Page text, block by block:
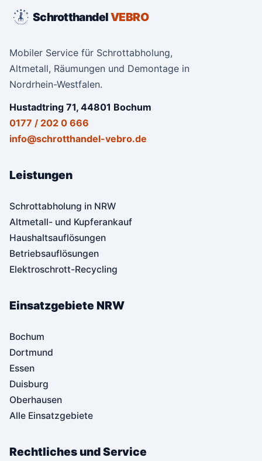
SchrotthandelVEBRO
Mobiler Service für Schrottabholung,
Altmetall, Räumungen und Demontage in
Nordrhein-Westfalen.
Hustadtring 71, 44801 Bochum
0177 / 202 0 666
info@schrotthandel-vebro.de
Leistungen
Schrottabholung in NRW
Altmetall- und Kupferankauf
Haushaltsauflösungen
Betriebsauflösungen
Elektroschrott-Recycling
Einsatzgebiete NRW
Bochum
Dortmund
Essen
Duisburg
Oberhausen
Alle Einsatzgebiete
Rechtliches und Service